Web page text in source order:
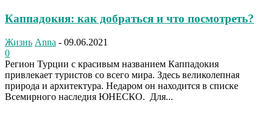
Каппадокия: как добраться и что посмотреть?
Жизнь Anna - 09.06.2021
0
Регион Турции с красивым названием Каппадокия
привлекает туристов со всего мира. Здесь великолепная
природа и архитектура. Недаром он находится в списке
Всемирного наследия ЮНЕСКО. Для...